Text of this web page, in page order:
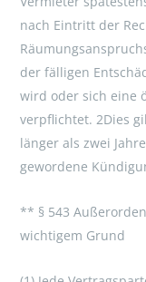
nach Eintritt der
der fälligen
wird oder sich eine
verpflichtet. 2Dies
länger als zwei
gewordene
** § 543
wichtigem Grund